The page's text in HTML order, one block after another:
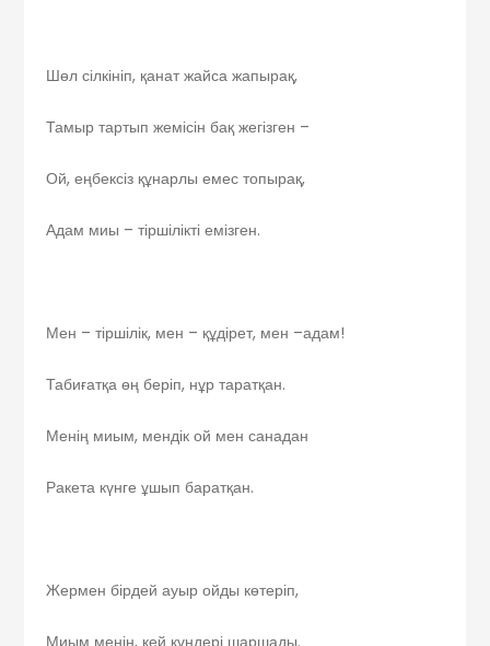
Шөл сілкініп, қанат жайса жапырақ,
Тамыр тартып жемісін бақ жегізген –
Ой, еңбексіз құнарлы емес топырақ,
Адам миы – тіршілікті емізген.
Мен – тіршілік, мен – құдірет, мен –адам!
Табиғатқа өң беріп, нұр таратқан.
Менің миым, мендік ой мен санадан
Ракета күнге ұшып баратқан.
Жермен бірдей ауыр ойды көтеріп,
Миым менің, кей күндері шаршады.